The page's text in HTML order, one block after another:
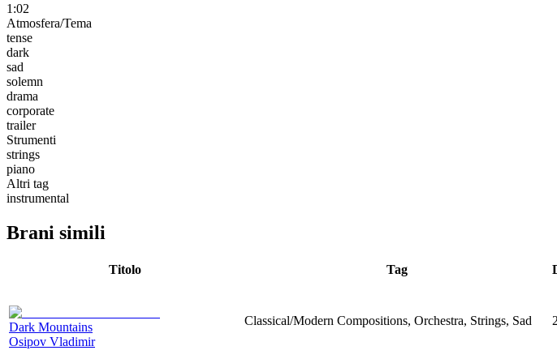
1:02
Atmosfera/Tema
tense
dark
sad
solemn
drama
corporate
trailer
Strumenti
strings
piano
Altri tag
instrumental
Brani simili
Titolo Tag
Dark Mountains
Osipov Vladimir
Classical/Modern Compositions, Orchestra, Strings, Sad